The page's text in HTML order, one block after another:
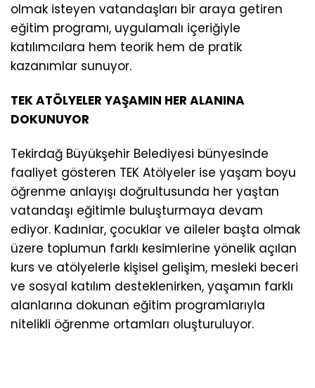
olmak isteyen vatandaşları bir araya getiren
eğitim programı, uygulamalı içeriğiyle
katılımcılara hem teorik hem de pratik
kazanımlar sunuyor.
TEK ATÖLYELER YAŞAMIN HER ALANINA
DOKUNUYOR
Tekirdağ Büyükşehir Belediyesi bünyesinde
faaliyet gösteren TEK Atölyeler ise yaşam boyu
öğrenme anlayışı doğrultusunda her yaştan
vatandaşı eğitimle buluşturmaya devam
ediyor. Kadınlar, çocuklar ve aileler başta olmak
üzere toplumun farklı kesimlerine yönelik açılan
kurs ve atölyelerle kişisel gelişim, mesleki beceri
ve sosyal katılım desteklenirken, yaşamın farklı
alanlarına dokunan eğitim programlarıyla
nitelikli öğrenme ortamları oluşturuluyor.